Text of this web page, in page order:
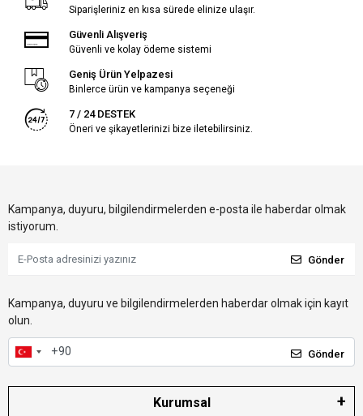
Siparişleriniz en kısa sürede elinize ulaşır.
Güvenli Alışveriş
Güvenli ve kolay ödeme sistemi
Geniş Ürün Yelpazesi
Binlerce ürün ve kampanya seçeneği
7 / 24 DESTEK
Öneri ve şikayetlerinizi bize iletebilirsiniz.
Kampanya, duyuru, bilgilendirmelerden e-posta ile haberdar olmak
istiyorum.
Gönder
Kampanya, duyuru ve bilgilendirmelerden haberdar olmak için kayıt
olun.
Gönder
Kurumsal